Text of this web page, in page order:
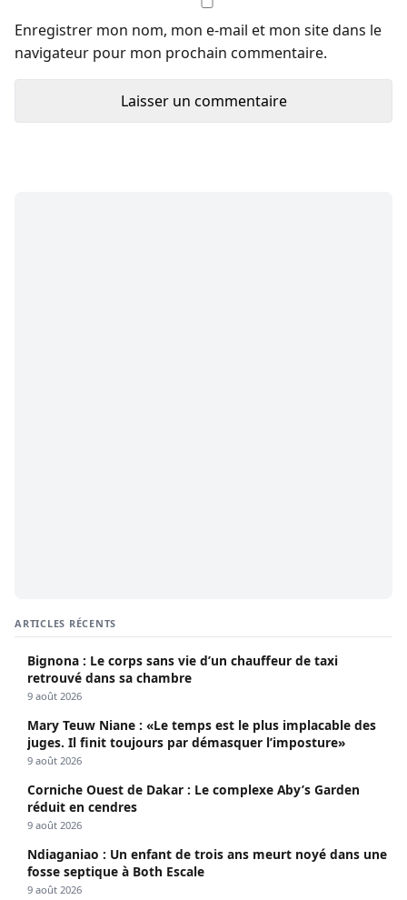
Enregistrer mon nom, mon e-mail et mon site dans le
navigateur pour mon prochain commentaire.
ARTICLES RÉCENTS
Bignona : Le corps sans vie d’un chauffeur de taxi
retrouvé dans sa chambre
9 août 2026
Mary Teuw Niane : «Le temps est le plus implacable des
juges. Il finit toujours par démasquer l’imposture»
9 août 2026
Corniche Ouest de Dakar : Le complexe Aby’s Garden
réduit en cendres
9 août 2026
Ndiaganiao : Un enfant de trois ans meurt noyé dans une
fosse septique à Both Escale
9 août 2026